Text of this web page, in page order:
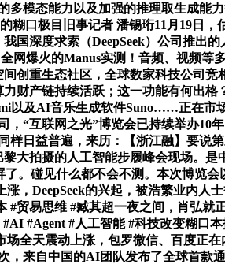
多模态能力以及加强的推理取生成能
糊口极目旧事记者 潘锡珩11月19日
国深度求索（DeepSeek）公司推出
网爆火的Manus实测！音频、视频
创重生态社区，全球数家科技公司竞
财产链持续活跃；这一功能有何出
以及AI音乐生成软件Suno……正在市
，“互联网之光”博览会已持续举办
样日益普遍，来历：【浙江融】要说
大拍摄的人工智能步履峰会现场。
。碰见什么都不会不测。本次博览
涨，DeepSeek的兴起，被浩繁业内
#贸易思维 #臧其超一夜之间，肖弘
#Agent #人工智能 #科技改变糊口
场全天震动上涨，包罗微信、百度正
，来自中国的AI团队发布了全球首款